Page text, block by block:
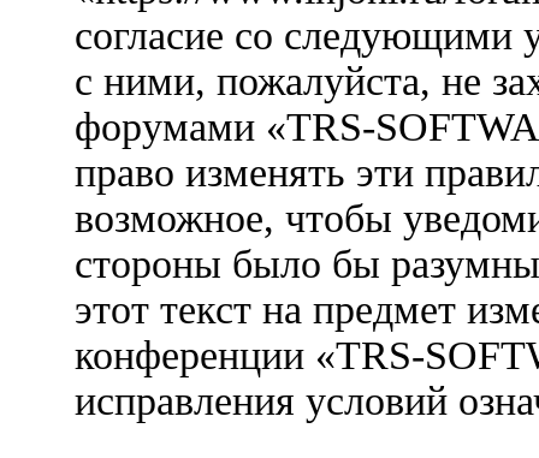
согласие со следующими
с ними, пожалуйста, не
форумами «TRS-
право изменять эти
возможное, чтобы
стороны было бы
этот текст на предмет
конференции «TRS-
исправления условий